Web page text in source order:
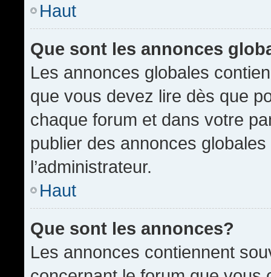
Haut
Que sont les annonces
Les annonces globales
que vous devez lire dès que
chaque forum et dans votre
publier des annonces
l’administrateur.
Haut
Que sont les annonces?
Les annonces contiennent